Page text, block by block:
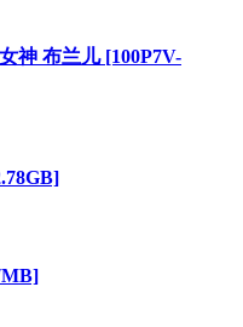
神 布兰儿 [100P7V-